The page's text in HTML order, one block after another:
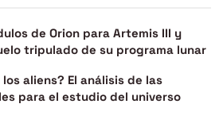
de Orion para Artemis III y
tripulado de su programa lunar
aliens? El análisis de las
para el estudio del universo